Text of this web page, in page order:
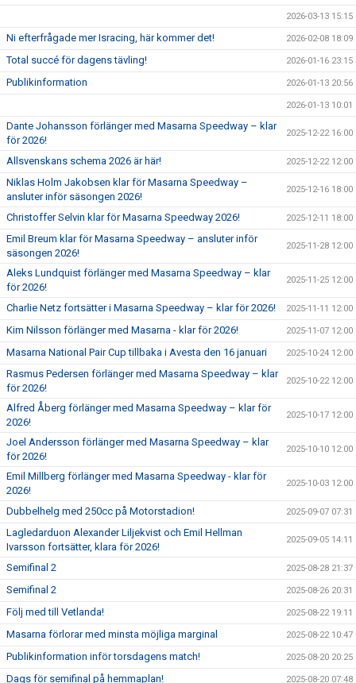
2026-03-13 15:15
Ni efterfrågade mer Isracing, här kommer det! 2026-02-08 18:09
Total succé för dagens tävling! 2026-01-16 23:15
Publikinformation 2026-01-13 20:56
2026-01-13 10:01
Dante Johansson förlänger med Masarna Speedway – klar
för 2026!
2025-12-22 16:00
Allsvenskans schema 2026 är här! 2025-12-22 12:00
Niklas Holm Jakobsen klar för Masarna Speedway –
ansluter inför säsongen 2026!
2025-12-16 18:00
Christoffer Selvin klar för Masarna Speedway 2026! 2025-12-11 18:00
Emil Breum klar för Masarna Speedway – ansluter inför
säsongen 2026!
2025-11-28 12:00
Aleks Lundquist förlänger med Masarna Speedway – klar
för 2026!
2025-11-25 12:00
Charlie Netz fortsätter i Masarna Speedway – klar för 2026! 2025-11-11 12:00
Kim Nilsson förlänger med Masarna - klar för 2026! 2025-11-07 12:00
Masarna National Pair Cup tillbaka i Avesta den 16 januari 2025-10-24 12:00
Rasmus Pedersen förlänger med Masarna Speedway – klar
för 2026!
2025-10-22 12:00
Alfred Åberg förlänger med Masarna Speedway – klar för
2026!
2025-10-17 12:00
Joel Andersson förlänger med Masarna Speedway – klar
för 2026!
2025-10-10 12:00
Emil Millberg förlänger med Masarna Speedway - klar för
2026!
2025-10-03 12:00
Dubbelhelg med 250cc på Motorstadion! 2025-09-07 07:31
Lagledarduon Alexander Liljekvist och Emil Hellman
Ivarsson fortsätter, klara för 2026!
2025-09-05 14:11
Semifinal 2 2025-08-28 21:37
Semifinal 2 2025-08-26 20:31
Följ med till Vetlanda! 2025-08-22 19:11
Masarna förlorar med minsta möjliga marginal 2025-08-22 10:47
Publikinformation inför torsdagens match! 2025-08-20 20:25
Dags för semifinal på hemmaplan! 2025-08-20 07:48